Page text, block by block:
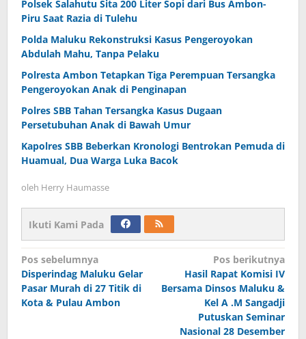
Polsek Salahutu Sita 200 Liter Sopi dari Bus Ambon-
Piru Saat Razia di Tulehu
Polda Maluku Rekonstruksi Kasus Pengeroyokan
Abdulah Mahu, Tanpa Pelaku
Polresta Ambon Tetapkan Tiga Perempuan Tersangka
Pengeroyokan Anak di Penginapan
Polres SBB Tahan Tersangka Kasus Dugaan
Persetubuhan Anak di Bawah Umur
Kapolres SBB Beberkan Kronologi Bentrokan Pemuda di
Huamual, Dua Warga Luka Bacok
oleh Herry Haumasse
Ikuti Kami Pada
Navigasi
pos
Pos sebelumnya
Disperindag Maluku Gelar
Pasar Murah di 27 Titik di
Kota & Pulau Ambon
Pos berikutnya
Hasil Rapat Komisi IV
Bersama Dinsos Maluku &
Kel A .M Sangadji
Putuskan Seminar
Nasional 28 Desember